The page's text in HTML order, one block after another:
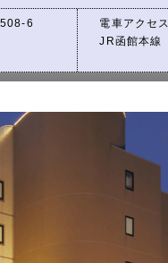
6
電車アクセス
JR函館本線
銭函ICから
※タクシー
円割引有り
ントにご提
※銭函地区